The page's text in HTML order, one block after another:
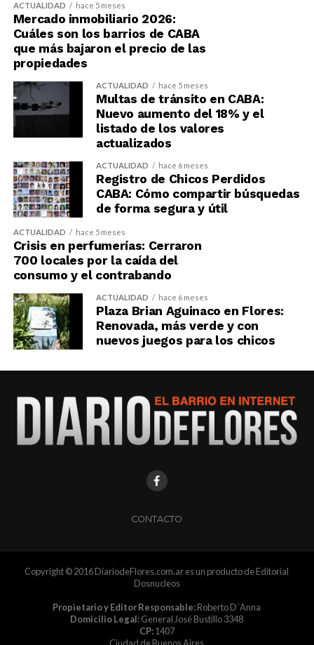
ACTUALIDAD hace 5 meses
Mercado inmobiliario 2026:
Cuáles son los barrios de CABA
que más bajaron el precio de las
propiedades
ACTUALIDAD hace 5 meses
Multas de tránsito en CABA:
Nuevo aumento del 18% y el
listado de los valores
actualizados
ACTUALIDAD hace 6 meses
Registro de Chicos Perdidos
CABA: Cómo compartir búsquedas
de forma segura y útil
ACTUALIDAD hace 5 meses
Crisis en perfumerías: Cerraron
700 locales por la caída del
consumo y el contrabando
ACTUALIDAD hace 6 meses
Plaza Brian Aguinaco en Flores:
Renovada, más verde y con
nuevos juegos para los chicos
CONTACTO
Copyright © 2016 DiariodeFlores.com.ar es un producto de Editorial
Dosnucleos
Propietario y Editor Responsable:Roberto D´Anna
Domicilio Legal:General José Bustillo 3348
CP:1407